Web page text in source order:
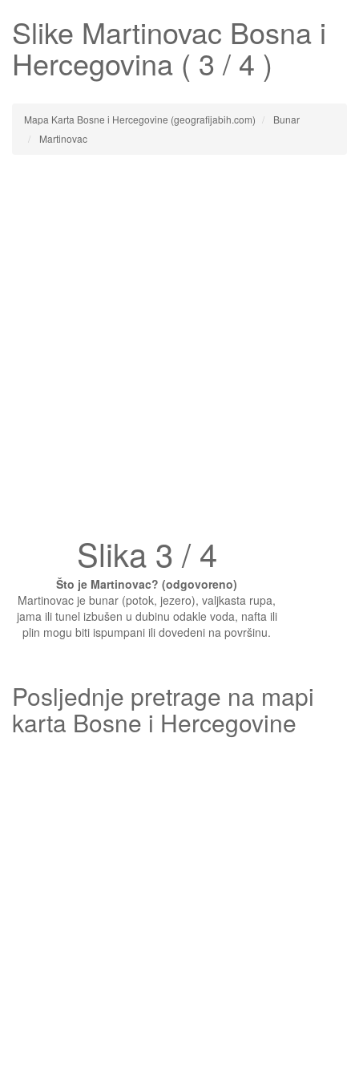
Slike Martinovac Bosna i
Hercegovina ( 3 / 4 )
Mapa Karta Bosne i Hercegovine (geografijabih.com)
Bunar
Martinovac
Slika 3 / 4
Što je Martinovac? (odgovoreno)
Martinovac je bunar (potok, jezero), valjkasta rupa,
jama ili tunel izbušen u dubinu odakle voda, nafta ili
plin mogu biti ispumpani ili dovedeni na površinu.
Posljednje pretrage na mapi
karta Bosne i Hercegovine